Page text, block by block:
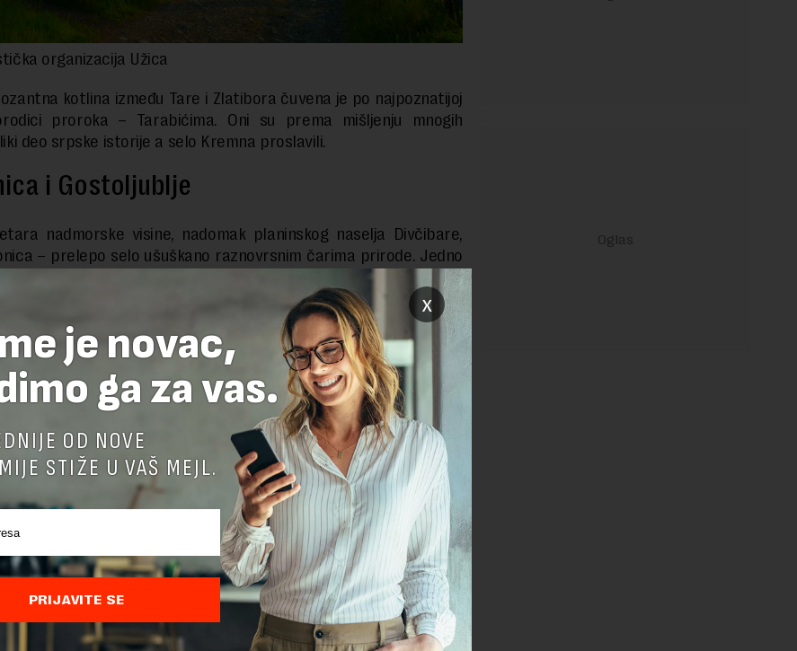
organizacija Užica
kotlina između Tare i Zlatibora čuvena je po najpoznatijoj
proroka – Tarabićima. Oni su prema mišljenju mnogih
deo srpske istorije a selo Kremna proslavili.
i Gostoljublje
nadmorske visine, nadomak planinskog naselja Divčibare,
– prelepo selo ušuškano raznovrsnim čarima prirode. Jedno
Gostoljublje – zanimljivo gazdinstvo u kome je odmor sve sem
x
je novac,
ga za vas.
OD NOVE
STIŽE U VAŠ MEJL.
PRIJAVITE SE